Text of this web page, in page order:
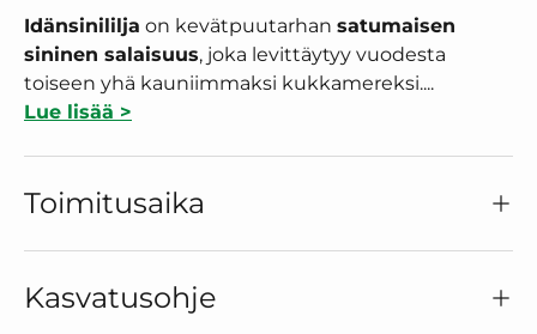
Idänsinililja on kevätpuutarhan satumaisen
sininen salaisuus, joka levittäytyy vuodesta
toiseen yhä kauniimmaksi kukkamereksi....
Lue lisää >
Toimitusaika
Kasvatusohje